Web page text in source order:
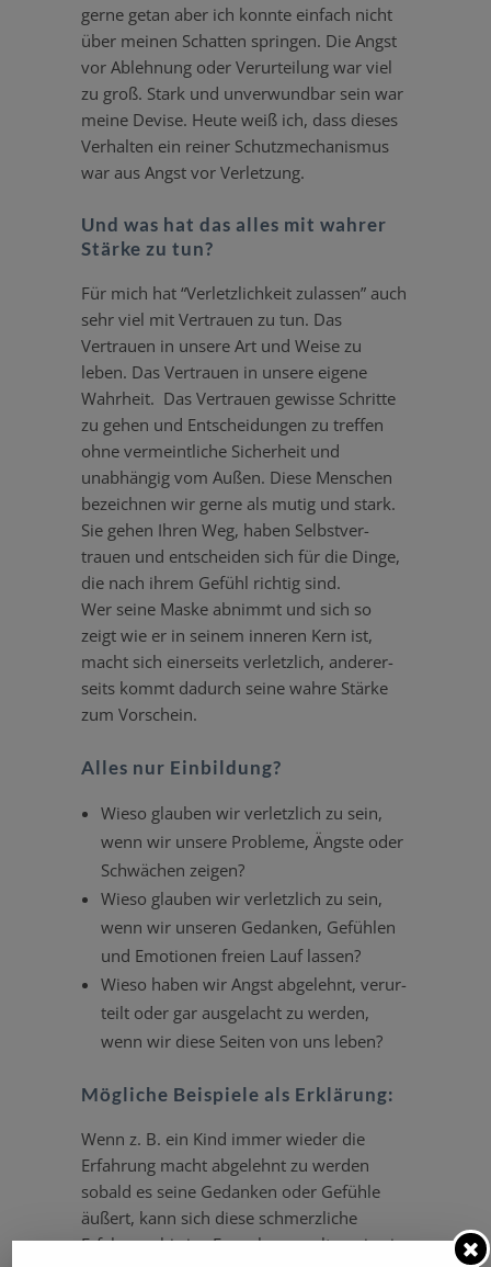
gerne getan aber ich konnte einfach nicht
über meinen Schatten springen. Die Angst
vor Ablehnung oder Verur­teilung war viel
zu groß. Stark und unver­wundbar sein war
meine Devise. Heute weiß ich, dass dieses
Verhalten ein reiner Schutz­me­cha­nismus
war aus Angst vor Verletzung.
Und was hat das alles mit wahrer
Stärke zu tun?
Für mich hat “Verletz­lichkeit zulassen” auch
sehr viel mit Vertrauen zu tun. Das
Vertrauen in unsere Art und Weise zu
leben. Das Vertrauen in unsere eigene
Wahrheit. Das Vertrauen gewisse Schritte
zu gehen und Entschei­dungen zu treffen
ohne vermeint­liche Sicherheit und
unabhängig vom Außen. Diese Menschen
bezeichnen wir gerne als mutig und stark.
Sie gehen Ihren Weg, haben Selbst­ver­
trauen und entscheiden sich für die Dinge,
die nach ihrem Gefühl richtig sind.
Wer seine Maske abnimmt und sich so
zeigt wie er in seinem inneren Kern ist,
macht sich einer­seits verletzlich, anderer­
seits kommt dadurch seine wahre Stärke
zum Vorschein.
Alles nur Einbildung?
Wieso glauben wir verletzlich zu sein,
wenn wir unsere Probleme, Ängste oder
Schwächen zeigen?
Wieso glauben wir verletzlich zu sein,
wenn wir unseren Gedanken, Gefühlen
und Emotionen freien Lauf lassen?
Wieso haben wir Angst abgelehnt, verur­
teilt oder gar ausge­lacht zu werden,
wenn wir diese Seiten von uns leben?
Mögliche Beispiele als Erklärung:
Wenn z. B. ein Kind immer wieder die
Erfahrung macht abgelehnt zu werden
sobald es seine Gedanken oder Gefühle
äußert, kann sich diese schmerz­liche
Erfahrung bis ins Erwach­se­nen­alter wie ein